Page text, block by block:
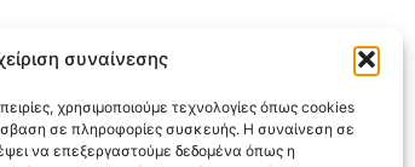
συναίνεσης
χρησιμοποιούμε τεχνολογίες όπως cookies
σε πληροφορίες συσκευής. Η συναίνεση σε
να επεξεργαστούμε δεδομένα όπως η